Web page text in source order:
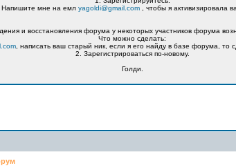
Напишите мне на емл yagoldi@gmail.com , чтобы я активизировала
и восстановления форума у некоторых участников форума
Что можно сделать:
, написать ваш старый ник, если я его найду в базе форума,
2. Зарегистрироваться по-новому.
Голди.